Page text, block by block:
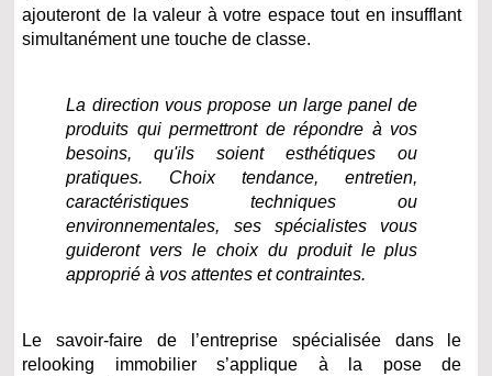
ajouteront de la valeur à votre espace tout en insufflant
simultanément une touche de classe.
La direction vous propose un large panel de
produits qui permettront de répondre à vos
besoins, qu'ils soient esthétiques ou
pratiques. Choix tendance, entretien,
caractéristiques techniques ou
environnementales, ses spécialistes vous
guideront vers le choix du produit le plus
approprié à vos attentes et contraintes.
Le savoir-faire de l’entreprise spécialisée dans le
relooking immobilier s’applique à la pose de